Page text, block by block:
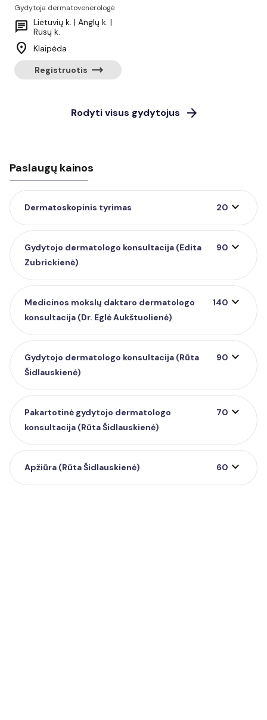
Gydytoja dermatovenerologė
chat Lietuvių k. | Anglų k. |
Rusų k.
location_on
Klaipėda
Registruotis trending_flat
Rodyti visus gydytojus arrow_forward
Paslaugų kainos
Dermatoskopinis tyrimas 20 expand_more
Gydytojo dermatologo konsultacija (Edita
Zubrickienė)
90 expand_more
Medicinos mokslų daktaro dermatologo
konsultacija (Dr. Eglė Aukštuolienė)
140 expand_more
Gydytojo dermatologo konsultacija (Rūta
Šidlauskienė)
90 expand_more
Pakartotinė gydytojo dermatologo
konsultacija (Rūta Šidlauskienė)
70 expand_more
Apžiūra (Rūta Šidlauskienė) 60 expand_more